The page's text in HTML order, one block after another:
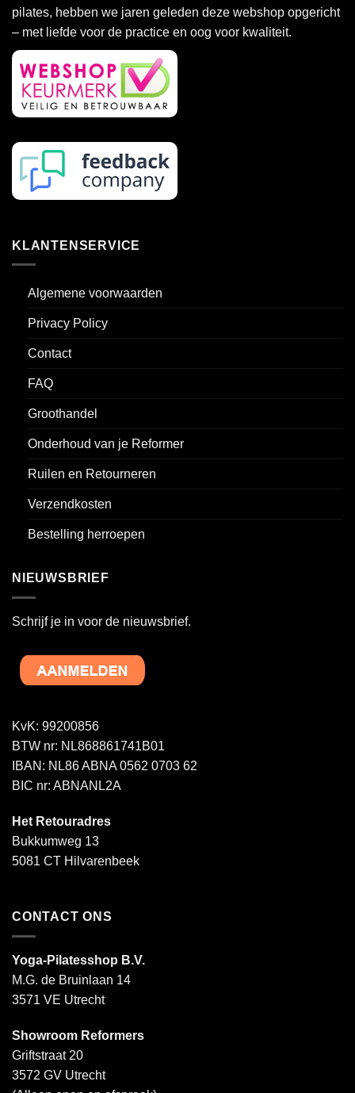
gekozen
worden
op
de
productpagina
gekozen
worden
pilates, hebben we jaren geleden deze webshop opgericht
– met liefde voor de practice en oog voor kwaliteit.
KLANTENSERVICE
Algemene voorwaarden
Privacy Policy
Contact
FAQ
Groothandel
Onderhoud van je Reformer
Ruilen en Retourneren
Verzendkosten
Bestelling herroepen
NIEUWSBRIEF
Schrijf je in voor de nieuwsbrief.
KvK: 99200856
BTW nr: NL868861741B01
IBAN: NL86 ABNA 0562 0703 62
BIC nr: ABNANL2A
Het Retouradres
Bukkumweg 13
5081 CT Hilvarenbeek
CONTACT ONS
Yoga-Pilatesshop B.V.
M.G. de Bruinlaan 14
3571 VE Utrecht
Showroom Reformers
Griftstraat 20
3572 GV Utrecht